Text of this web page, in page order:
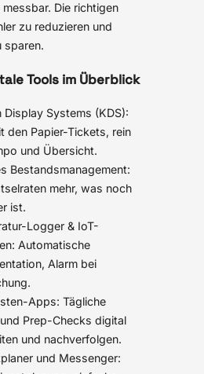
Die richtigen
zu reduzieren und
sparen.
Tools im Überblick
Display Systems (KDS):
den Papier-Tickets, rein
und Übersicht.
Bestandsmanagement:
mehr, was noch
ist.
Logger & IoT-
Automatische
Alarm bei
Apps: Tägliche
Prep-Checks digital
und nachverfolgen.
und Messenger: